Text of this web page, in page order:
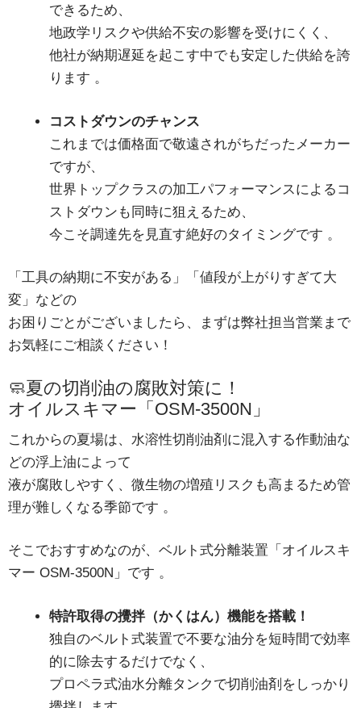
できるため、
地政学リスクや供給不安の影響を受けにくく、
他社が納期遅延を起こす中でも安定した供給を誇
ります 。
コストダウンのチャンス
これまでは価格面で敬遠されがちだったメーカー
ですが、
世界トップクラスの加工パフォーマンスによるコ
ストダウンも同時に狙えるため、
今こそ調達先を見直す絶好のタイミングです 。
「工具の納期に不安がある」「値段が上がりすぎて大
変」などの
お困りごとがございましたら、まずは弊社担当営業まで
お気軽にご相談ください！
🧼夏の切削油の腐敗対策に！
オイルスキマー「OSM-3500N」
これからの夏場は、水溶性切削油剤に混入する作動油な
どの浮上油によって
液が腐敗しやすく、微生物の増殖リスクも高まるため管
理が難しくなる季節です 。
そこでおすすめなのが、ベルト式分離装置「オイルスキ
マー OSM-3500N」です 。
特許取得の攪拌（かくはん）機能を搭載！
独自のベルト式装置で不要な油分を短時間で効率
的に除去するだけでなく、
プロペラ式油水分離タンクで切削油剤をしっかり